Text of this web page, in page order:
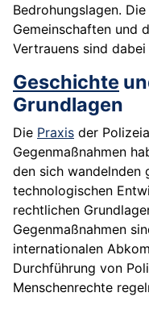
Bedrohungslagen.
Gemeinschaften und
Vertrauens sind
Geschichte
Grundlagen
Die Praxis der
Gegenmaßnahmen
den sich wandelnden
technologischen
rechtlichen
Gegenmaßnahmen
internationalen
Durchführung von
Menschenrechte